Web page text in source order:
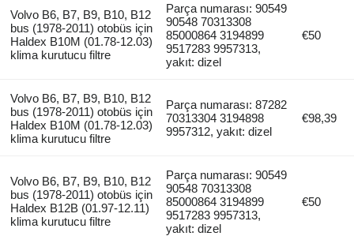
Volvo B6, B7, B9, B10, B12
bus (1978-2011) otobüs için
Haldex B10M (01.78-12.03)
klima kurutucu filtre
Parça numarası: 90549
90548 70313308
85000864 3194899
9517283 9957313,
yakıt: dizel
€50
Volvo B6, B7, B9, B10, B12
bus (1978-2011) otobüs için
Haldex B10M (01.78-12.03)
klima kurutucu filtre
Parça numarası: 87282
70313304 3194898
9957312, yakıt: dizel
€98,39
Volvo B6, B7, B9, B10, B12
bus (1978-2011) otobüs için
Haldex B12B (01.97-12.11)
klima kurutucu filtre
Parça numarası: 90549
90548 70313308
85000864 3194899
9517283 9957313,
yakıt: dizel
€50